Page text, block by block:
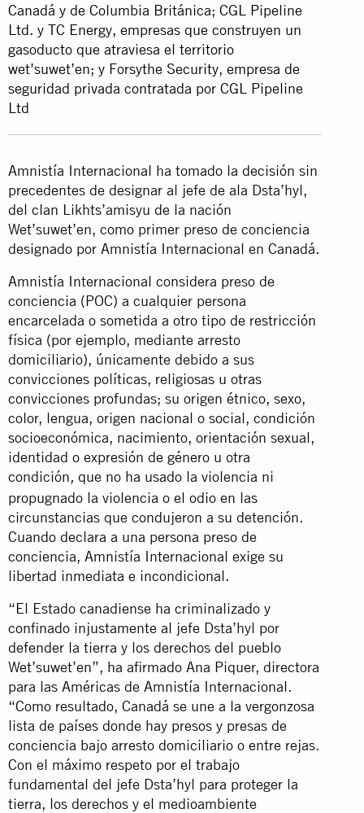
Canadá y de Columbia Británica; CGL Pipeline
Ltd. y TC Energy, empresas que construyen un
gasoducto que atraviesa el territorio
wet’suwet’en; y Forsythe Security, empresa de
seguridad privada contratada por CGL Pipeline
Ltd
Amnistía Internacional ha tomado la decisión sin
precedentes de designar al jefe de ala Dsta’hyl,
del clan Likhts’amisyu de la nación
Wet’suwet’en, como primer preso de conciencia
designado por Amnistía Internacional en Canadá.
Amnistía Internacional considera preso de
conciencia (POC) a cualquier persona
encarcelada o sometida a otro tipo de restricción
física (por ejemplo, mediante arresto
domiciliario), únicamente debido a sus
convicciones políticas, religiosas u otras
convicciones profundas; su origen étnico, sexo,
color, lengua, origen nacional o social, condición
socioeconómica, nacimiento, orientación sexual,
identidad o expresión de género u otra
condición, que no ha usado la violencia ni
propugnado la violencia o el odio en las
circunstancias que condujeron a su detención.
Cuando declara a una persona preso de
conciencia, Amnistía Internacional exige su
libertad inmediata e incondicional.
“El Estado canadiense ha criminalizado y
confinado injustamente al jefe Dsta’hyl por
defender la tierra y los derechos del pueblo
Wet’suwet’en”, ha afirmado Ana Piquer, directora
para las Américas de Amnistía Internacional.
“Como resultado, Canadá se une a la vergonzosa
lista de países donde hay presos y presas de
conciencia bajo arresto domiciliario o entre rejas.
Con el máximo respeto por el trabajo
fundamental del jefe Dsta’hyl para proteger la
tierra, los derechos y el medioambiente